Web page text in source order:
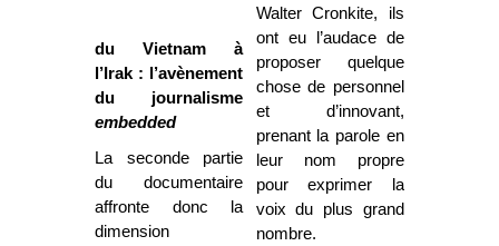
du Vietnam à
l’Irak : l’avènement
du journalisme
embedded
La seconde partie
du documentaire
affronte donc la
dimension
Walter Cronkite, ils
ont eu l’audace de
proposer quelque
chose de personnel
et d’innovant,
prenant la parole en
leur nom propre
pour exprimer la
voix du plus grand
nombre.